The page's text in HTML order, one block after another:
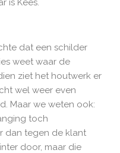
is Kees.
dat een schilder
weet waar de
ziet het houtwerk er
wel weer even
Maar we weten ook:
toch
dan tegen de klant
door, maar die